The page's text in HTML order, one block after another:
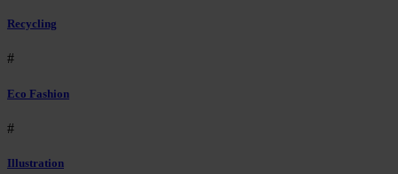
Recycling
#
Eco Fashion
#
Illustration